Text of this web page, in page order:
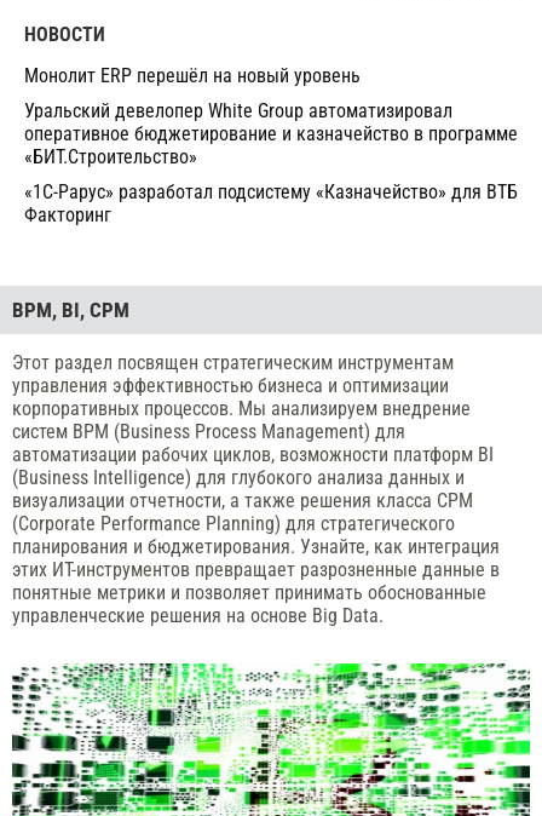
НОВОСТИ
Монолит ERP перешёл на новый уровень
Уральский девелопер White Group автоматизировал
оперативное бюджетирование и казначейство в программе
«БИТ.Строительство»
«1С-Рарус» разработал подсистему «Казначейство» для ВТБ
Факторинг
BPM, BI, CPM
Этот раздел посвящен стратегическим инструментам
управления эффективностью бизнеса и оптимизации
корпоративных процессов. Мы анализируем внедрение
систем BPM (Business Process Management) для
автоматизации рабочих циклов, возможности платформ BI
(Business Intelligence) для глубокого анализа данных и
визуализации отчетности, а также решения класса CPM
(Corporate Performance Planning) для стратегического
планирования и бюджетирования. Узнайте, как интеграция
этих ИТ-инструментов превращает разрозненные данные в
понятные метрики и позволяет принимать обоснованные
управленческие решения на основе Big Data.